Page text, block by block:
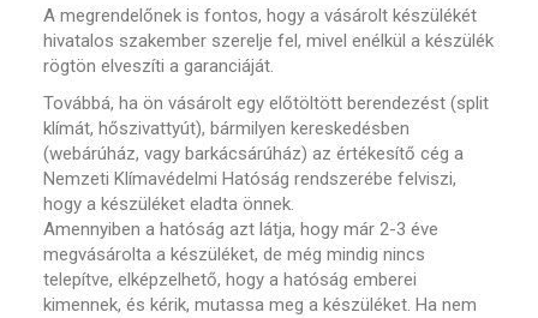
A megrendelőnek is fontos, hogy a vásárolt készülékét
hivatalos szakember szerelje fel, mivel enélkül a készülék
rögtön elveszíti a garanciáját.
Továbbá, ha ön vásárolt egy előtöltött berendezést (split
klímát, hőszivattyút), bármilyen kereskedésben
(webárúház, vagy barkácsárúház) az értékesítő cég a
Nemzeti Klímavédelmi Hatóság rendszerébe felviszi,
hogy a készüléket eladta önnek.
Amennyiben a hatóság azt látja, hogy már 2-3 éve
megvásárolta a készüléket, de még mindig nincs
telepítve, elképzelhető, hogy a hatóság emberei
kimennek, és kérik, mutassa meg a készüléket. Ha nem